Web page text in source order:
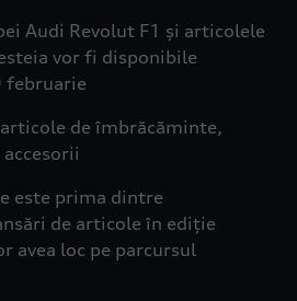
Audi Revolut F1 și articolele
vor fi disponibile
februarie
de îmbrăcăminte,
este prima dintre
de articole în ediție
avea loc pe parcursul